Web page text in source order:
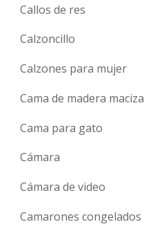
Callos de res
Calzoncillo
Calzones para mujer
Cama de madera maciza
Cama para gato
Cámara
Cámara de video
Camarones congelados